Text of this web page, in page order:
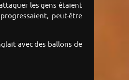
les gens étaient
peut-être
avec des ballons de